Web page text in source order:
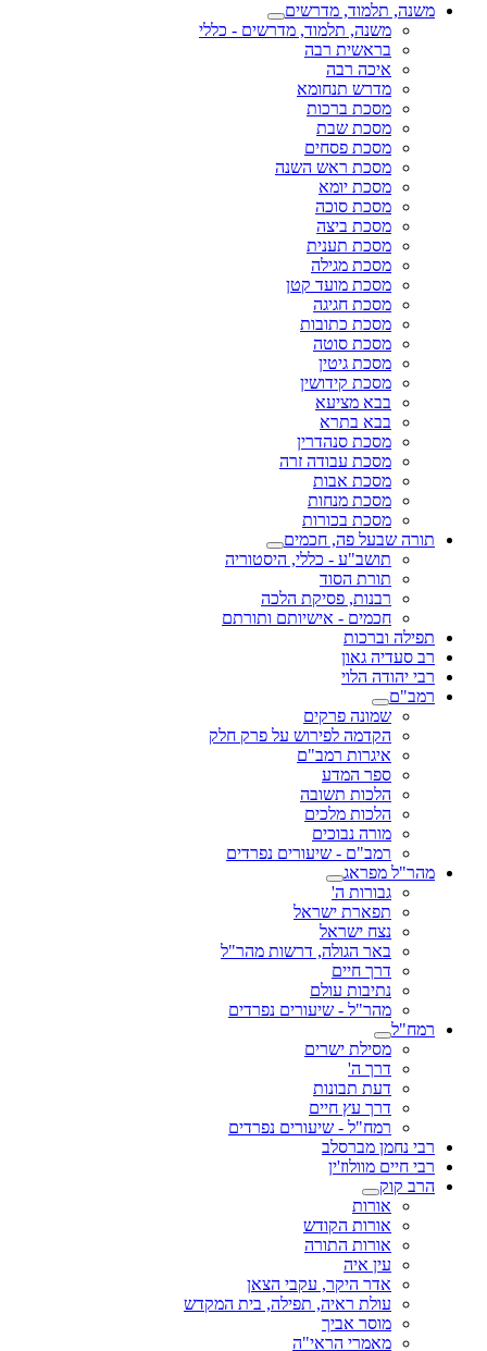
משנה, תלמוד, מדרשים
משנה, תלמוד, מדרשים - כללי
בראשית רבה
איכה רבה
מדרש תנחומא
מסכת ברכות
מסכת שבת
מסכת פסחים
מסכת ראש השנה
מסכת יומא
מסכת סוכה
מסכת ביצה
מסכת תענית
מסכת מגילה
מסכת מועד קטן
מסכת חגיגה
מסכת כתובות
מסכת סוטה
מסכת גיטין
מסכת קידושין
בבא מציעא
בבא בתרא
מסכת סנהדרין
מסכת עבודה זרה
מסכת אבות
מסכת מנחות
מסכת בכורות
תורה שבעל פה, חכמים
תושב"ע - כללי, היסטוריה
תורת הסוד
רבנות, פסיקת הלכה
חכמים - אישיותם ותורתם
תפילה וברכות
רב סעדיה גאון
רבי יהודה הלוי
רמב"ם
שמונה פרקים
הקדמה לפירוש על פרק חלק
איגרות רמב"ם
ספר המדע
הלכות תשובה
הלכות מלכים
מורה נבוכים
רמב"ם - שיעורים נפרדים
מהר"ל מפראג
גבורות ה'
תפארת ישראל
נצח ישראל
באר הגולה, דרשות מהר"ל
דרך חיים
נתיבות עולם
מהר"ל - שיעורים נפרדים
רמח"ל
מסילת ישרים
דרך ה'
דעת תבונות
דרך עץ חיים
רמח"ל - שיעורים נפרדים
רבי נחמן מברסלב
רבי חיים מוולוז'ין
הרב קוק
אורות
אורות הקודש
אורות התורה
עין איה
אדר היקר, עקבי הצאן
עולת ראיה, תפילה, בית המקדש
מוסר אביך
מאמרי הראי"ה